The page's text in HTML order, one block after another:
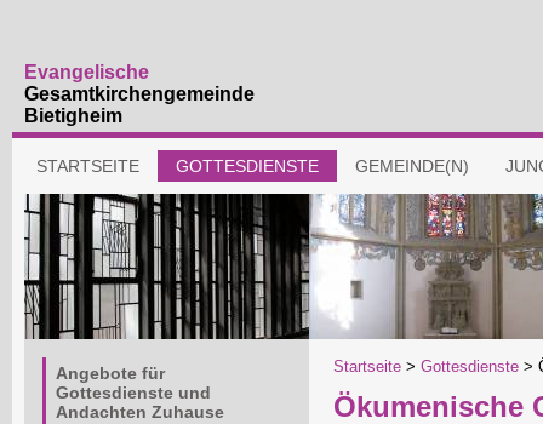
Evangelische
Gesamtkirchengemeinde
Bietigheim
Navigation
überspringen
STARTSEITE GOTTESDIENSTE GEMEINDE(N)
Startseite > Gottesdienste >
Ökumenische
Navigation
überspringen
Angebote für
Gottesdienste und
Andachten Zuhause